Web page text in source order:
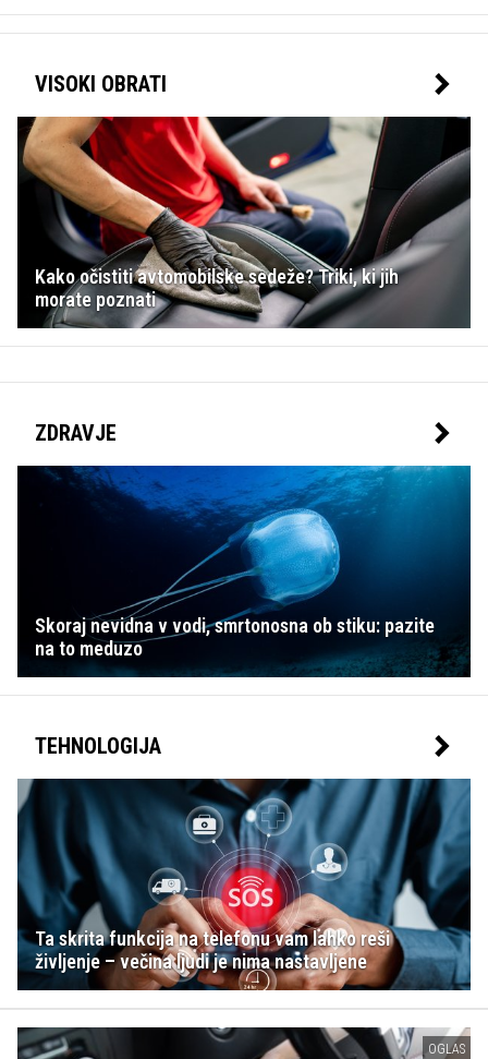
VISOKI OBRATI
Kako očistiti avtomobilske sedeže? Triki, ki jih
morate poznati
ZDRAVJE
Skoraj nevidna v vodi, smrtonosna ob stiku: pazite
na to meduzo
TEHNOLOGIJA
Ta skrita funkcija na telefonu vam lahko reši
življenje – večina ljudi je nima nastavljene
OGLAS